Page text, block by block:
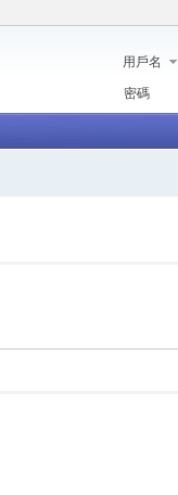
用戶名
密碼